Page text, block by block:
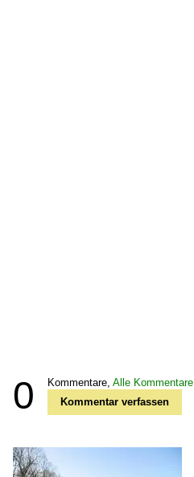
0 Kommentare, Alle Kommentare
Kommentar verfassen